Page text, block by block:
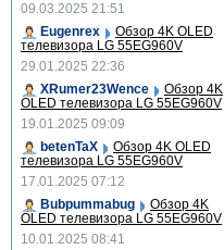
09.03.2025 21:51
Eugenrex
Обзор 4K OLED
телевизора LG 55EG960V
29.01.2025 22:36
XRumer23Wence
Обзор 4K
OLED телевизора LG 55EG960V
19.01.2025 09:09
betenTaX
Обзор 4K OLED
телевизора LG 55EG960V
17.01.2025 07:12
Bubpummabug
Обзор 4K
OLED телевизора LG 55EG960V
10.01.2025 08:41